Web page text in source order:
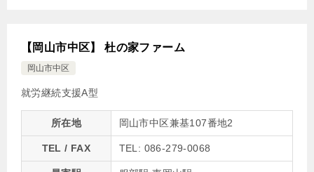
【岡山市中区】 杜の家ファーム
岡山市中区
就労継続支援A型
所在地 岡山市中区兼基107番地2
TEL / FAX TEL: 086-279-0068